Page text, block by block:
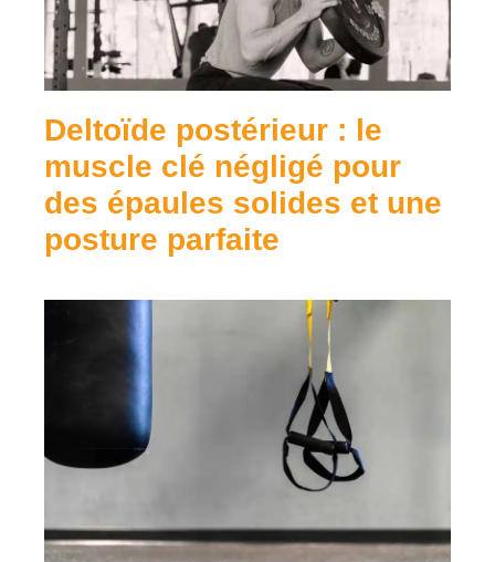
Deltoïde postérieur : le
muscle clé négligé pour
des épaules solides et une
posture parfaite